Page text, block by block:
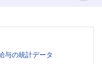
与の統計データ